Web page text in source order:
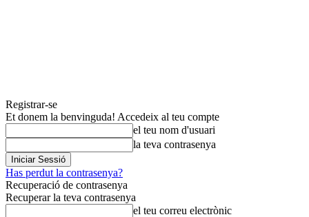
Registrar-se
Et donem la benvinguda! Accedeix al teu compte
el teu nom d'usuari
la teva contrasenya
Has perdut la contrasenya?
Recuperació de contrasenya
Recuperar la teva contrasenya
el teu correu electrònic